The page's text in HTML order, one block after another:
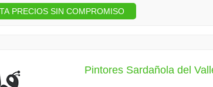
PRECIOS SIN COMPROMISO
Pintores Sardañola del